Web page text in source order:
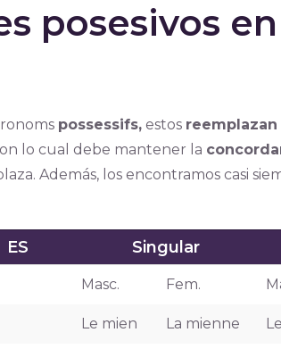
posesivos
possessifs,estos reemplazan
lo cual debe mantener la
Además, los encontramos casi
ES Singular
Masc. Fem.
Le mien La mienne